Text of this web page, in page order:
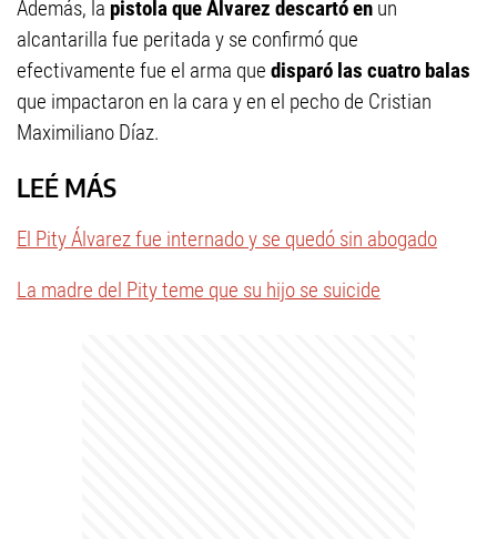
Además, la pistola que Álvarez descartó en un
alcantarilla fue peritada y se confirmó que
efectivamente fue el arma que disparó las cuatro balas
que impactaron en la cara y en el pecho de Cristian
Maximiliano Díaz.
LEÉ MÁS
El Pity Álvarez fue internado y se quedó sin abogado
La madre del Pity teme que su hijo se suicide